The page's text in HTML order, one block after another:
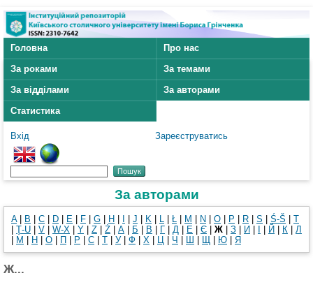
Головна
Про нас
За роками
За темами
За відділами
За авторами
Статистика
Вхід Зареєструватись
За авторами
A| B C D E F G H J K L Ł M N O P R S Ś-Š
T
Ţ-U V W-X Y Z Ż А Б В Г Д Е Є Ж З И Й К
Л
М Н О П Р С Т У| Ф Х Ц Ч Ш Щ Ю Я
Ж...